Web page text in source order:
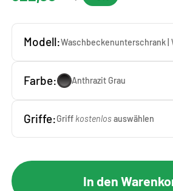
Modell:
Farbe: Anthrazit Grau
Griffe:Griff kostenlosauswählen
In den